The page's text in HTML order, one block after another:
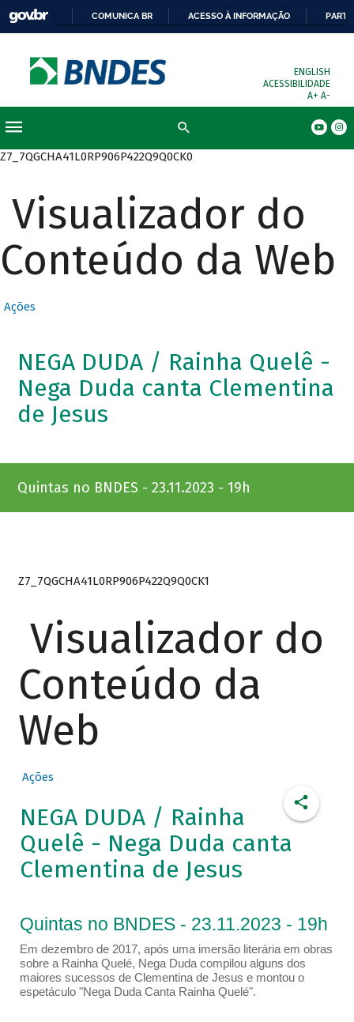
COMUNICA BR ACESSO À INFORMAÇÃO
ENGLISH
ACESSIBILIDADE
A+ A-
Z7_7QGCHA41L0RP906P422Q9Q0CK0
Visualizador do
Conteúdo da Web
Ações
NEGA DUDA / Rainha Quelê -
Nega Duda canta Clementina
de Jesus
Quintas no BNDES - 23.11.2023 - 19h
Z7_7QGCHA41L0RP906P422Q9Q0CK1
Visualizador do
Conteúdo da
Web
Ações
NEGA DUDA / Rainha
Quelê - Nega Duda canta
Clementina de Jesus
Quintas no BNDES - 23.11.2023 - 19h
Em dezembro de 2017, após uma imersão literária em obras
sobre a Rainha Quelé, Nega Duda compilou alguns dos
maiores sucessos de Clementina de Jesus e montou o
espetáculo "Nega Duda Canta Rainha Quelé".